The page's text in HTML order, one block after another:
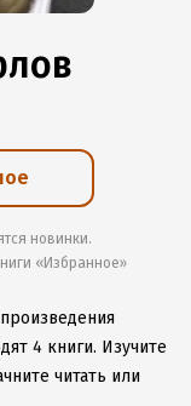
новинки.
«Избранное»
4 книги. Изучите
читать или